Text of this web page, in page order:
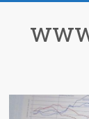
springen